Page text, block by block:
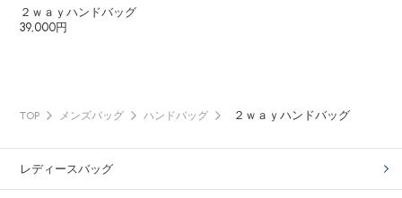
２ｗａｙハンドバッグ
39,000円
TOP メンズバッグ ハンドバッグ ２ｗａｙハンドバッグ
レディースバッグ